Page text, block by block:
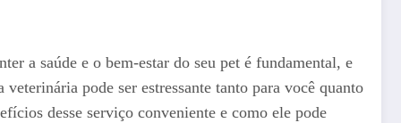
a saúde e o bem-estar do seu pet é fundamental, e
pode ser estressante tanto para você quanto
desse serviço conveniente e como ele pode